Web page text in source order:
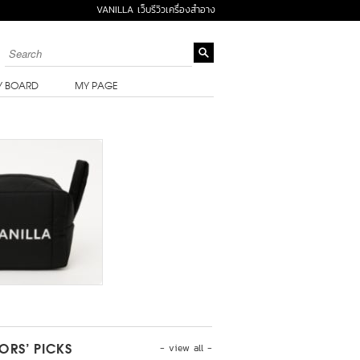
VANILLA เว็บรีวิวเครื่องสำอาง
BOARD MY PAGE
- view all -
PICKS